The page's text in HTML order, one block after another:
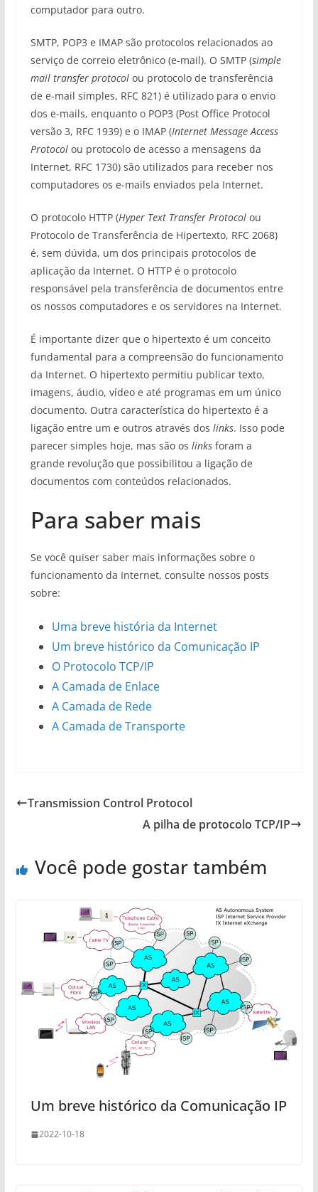
computador para outro.
SMTP, POP3 e IMAP são protocolos relacionados ao
serviço de correio eletrônico (e-mail). O SMTP (simple
mail transfer protocolou protocolo de transferência
de e-mail simples, RFC 821) é utilizado para o envio
dos e-mails, enquanto o POP3 (Post Office Protocol
versão 3, RFC 1939) e o IMAP (Internet Message Access
Protocolou protocolo de acesso a mensagens da
Internet, RFC 1730) são utilizados para receber nos
computadores os e-mails enviados pela Internet.
O protocolo HTTP (Hyper Text Transfer Protocol ou
Protocolo de Transferência de Hipertexto, RFC 2068)
é, sem dúvida, um dos principais protocolos de
aplicação da Internet. O HTTP é o protocolo
responsável pela transferência de documentos entre
os nossos computadores e os servidores na Internet.
É importante dizer que o hipertexto é um conceito
fundamental para a compreensão do funcionamento
da Internet. O hipertexto permitiu publicar texto,
imagens, áudio, vídeo e até programas em um único
documento. Outra característica do hipertexto é a
ligação entre um e outros através dos links. Isso pode
parecer simples hoje, mas são os linksforam a
grande revolução que possibilitou a ligação de
documentos com conteúdos relacionados.
Para saber mais
Se você quiser saber mais informações sobre o
funcionamento da Internet, consulte nossos posts
sobre:
Uma breve história da Internet
Um breve histórico da Comunicação IP
O Protocolo TCP/IP
A Camada de Enlace
A Camada de Rede
A Camada de Transporte
Transmission Control Protocol
A pilha de protocolo TCP/IP
Você pode gostar também
Um breve histórico da Comunicação IP
2022-10-18